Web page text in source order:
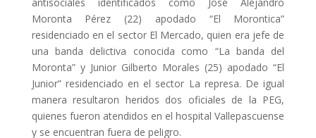
Moronta Pérez (22) apodado “El Morontica”
residenciado en el sector El Mercado, quien era jefe de
una banda delictiva conocida como “La banda del
Moronta” y Junior Gilberto Morales (25) apodado “El
Junior” residenciado en el sector La represa. De igual
manera resultaron heridos dos oficiales de la PEG,
quienes fueron atendidos en el hospital Vallepascuense
y se encuentran fuera de peligro.